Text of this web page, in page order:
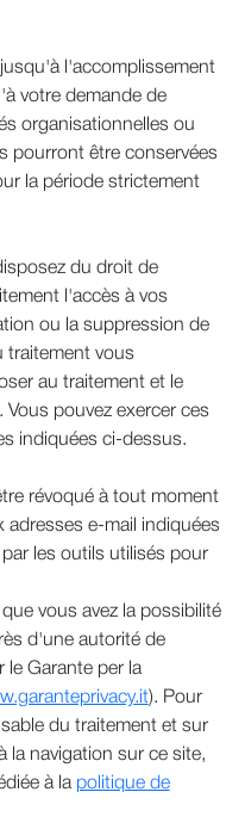
l'accomplissement
votre demande de
organisationnelles ou
pourront être conservées
la période strictement
du droit de
l'accès à vos
ou la suppression de
traitement vous
au traitement et le
pouvez exercer ces
indiquées ci-dessus.
révoqué à tout moment
e-mail indiquées
les outils utilisés pour
vous avez la possibilité
d'une autorité de
le Garante per la
). Pour
du traitement et sur
la navigation sur ce site,
à la politique de